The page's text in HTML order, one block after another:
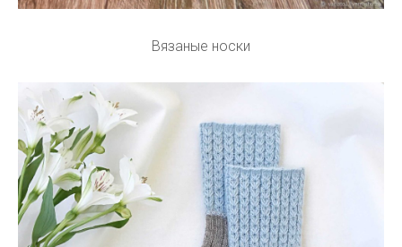
Вязаные носки